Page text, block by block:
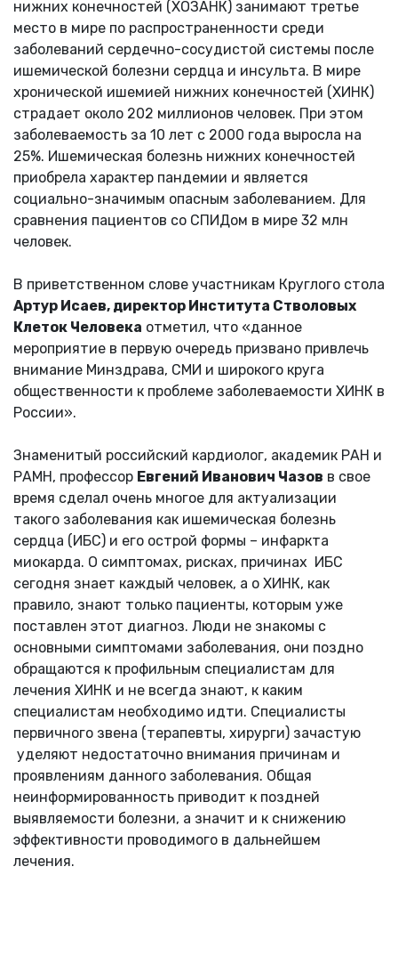
нижних конечностей (ХОЗАНК) занимают третье
место в мире по распространенности среди
заболеваний сердечно-сосудистой системы после
ишемической болезни сердца и инсульта. В мире
хронической ишемией нижних конечностей (ХИНК)
страдает около 202 миллионов человек. При этом
заболеваемость за 10 лет с 2000 года выросла на
25%. Ишемическая болезнь нижних конечностей
приобрела характер пандемии и является
социально-значимым опасным заболеванием. Для
сравнения пациентов со СПИДом в мире 32 млн
человек.
В приветственном слове участникам Круглого стола
Артур Исаев, директор Института Стволовых
Клеток Человека отметил, что «данное
мероприятие в первую очередь призвано привлечь
внимание Минздрава, СМИ и широкого круга
общественности к проблеме заболеваемости ХИНК в
России».
Знаменитый российский кардиолог, академик РАН и
РАМН, профессор Евгений Иванович Чазов в свое
время сделал очень многое для актуализации
такого заболевания как ишемическая болезнь
сердца (ИБС) и его острой формы – инфаркта
миокарда. О симптомах, рисках, причинах ИБС
сегодня знает каждый человек, а о ХИНК, как
правило, знают только пациенты, которым уже
поставлен этот диагноз. Люди не знакомы с
основными симптомами заболевания, они поздно
обращаются к профильным специалистам для
лечения ХИНК и не всегда знают, к каким
специалистам необходимо идти. Специалисты
первичного звена (терапевты, хирурги) зачастую
уделяют недостаточно внимания причинам и
проявлениям данного заболевания. Общая
неинформированность приводит к поздней
выявляемости болезни, а значит и к снижению
эффективности проводимого в дальнейшем
лечения.